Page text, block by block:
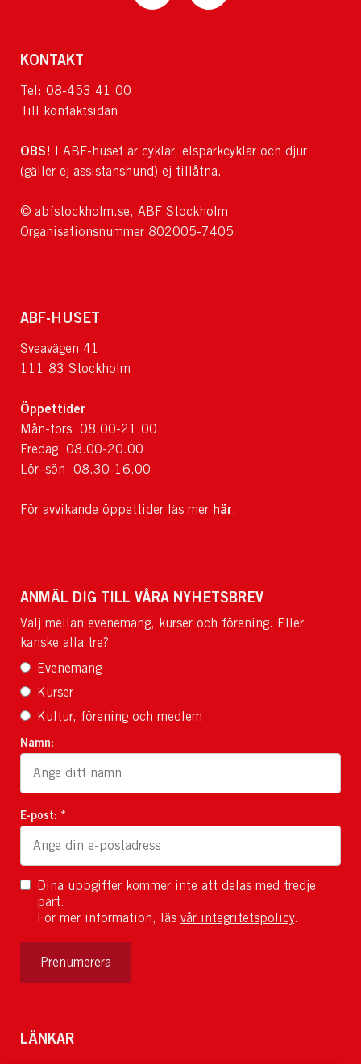
KONTAKT
Tel: 08-453 41 00
Till kontaktsidan
OBS! I ABF-huset är cyklar, elsparkcyklar och djur
(gäller ej assistanshund) ej tillåtna.
© abfstockholm.se, ABF Stockholm
Organisationsnummer 802005-7405
ABF-HUSET
Sveavägen 41
111 83 Stockholm
Öppettider
Mån-tors 08.00-21.00
Fredag 08.00-20.00
Lör–sön 08.30-16.00
För avvikande öppettider läs mer här.
ANMÄL DIG TILL VÅRA NYHETSBREV
Välj mellan evenemang, kurser och förening. Eller
kanske alla tre?
Evenemang
Kurser
Kultur, förening och medlem
Namn:
E-post: *
Dina uppgifter kommer inte att delas med tredje
part.
För mer information, läs vår integritetspolicy.
Prenumerera
LÄNKAR